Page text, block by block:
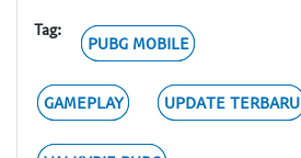
Tag:
PUBG MOBILE
GAMEPLAY UPDATE TERBARU